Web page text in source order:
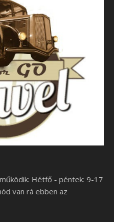
Hétfő - péntek: 9-17
van rá ebben az